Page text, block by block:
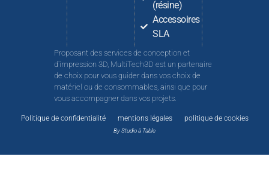
(résine)
Accessoires
SLA
Proposant des services de conception et
d’impression 3D, MultiTech3D est un partenaire
de choix pour vous guider dans vos choix de
matériel ou de consommables, ainsi que pour
vous accompagner dans vos projets.
Politique de confidentialité mentions légales politique de cookies
By Studio à Table